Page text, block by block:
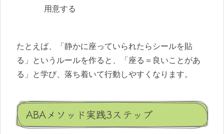
用意する
たとえば、「静かに座っていられたらシールを貼
る」というルールを作ると、「座る＝良いことがあ
る」と学び、落ち着いて行動しやすくなります。
ABAメソッド実践3ステップ